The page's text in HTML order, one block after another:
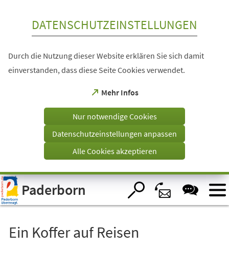
Visuelle
Assistenzsoftware
öffnen.
DATENSCHUTZEINSTELLUNGEN
Durch die Nutzung dieser Website erklären Sie sich damit
einverstanden, dass diese Seite Cookies verwendet.
Mehr Infos
(Öffnet
einem
Tab)
Nur notwendige Cookies
Datenschutzeinstellungen anpassen
Alle Cookies akzeptieren
Paderborn
Ein Koffer auf Reisen